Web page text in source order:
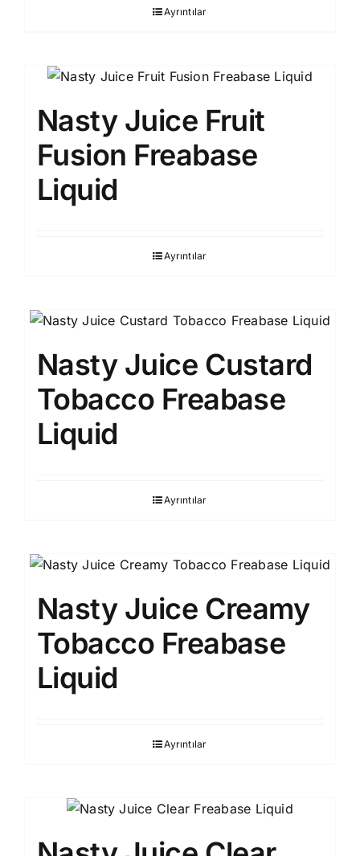
Ayrıntılar
Nasty Juice Fruit
Fusion Freabase
Liquid
Ayrıntılar
Nasty Juice Custard
Tobacco Freabase
Liquid
Ayrıntılar
Nasty Juice Creamy
Tobacco Freabase
Liquid
Ayrıntılar